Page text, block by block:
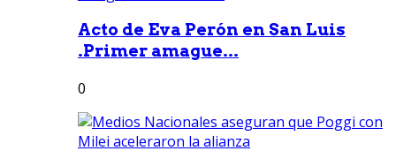
Acto de Eva Perón en San Luis
.Primer amague...
0